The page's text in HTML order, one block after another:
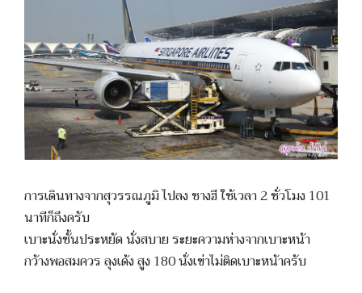
การเดินทางจากสุวรรณภูมิ ไปลง ชางฮี ใช้เวลา 2 ชั่วโมง 101
นาทีก็ถึงครับ
เบาะนั่งชั้นประหยัด นั่งสบาย ระยะความห่างจากเบาะหน้า
กว้างพอสมควร ลุงเด้ง สูง 180 นั่งเข่าไม่ติดเบาะหน้าครับ